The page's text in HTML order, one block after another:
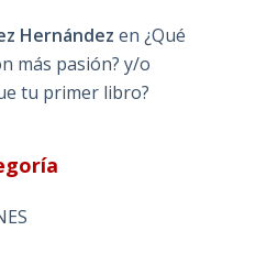
Hernández en ¿Qué
más pasión? y/o
tu primer libro?